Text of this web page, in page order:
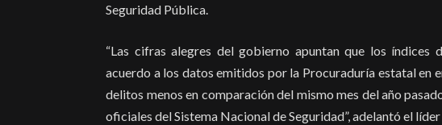
Seguridad Pública.
“Las cifras alegres del gobierno apuntan que los índices
acuerdo a los datos emitidos por la Procuraduría estatal en
delitos menos en comparación del mismo mes del año
oficiales del Sistema Nacional de Seguridad”, adelantó el